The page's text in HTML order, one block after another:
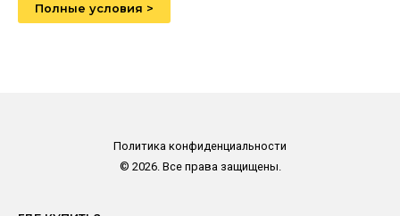
Полные условия >
Политика конфиденциальности
© 2026. Все права защищены.